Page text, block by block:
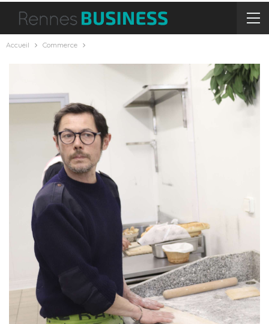
Accueil Commerce